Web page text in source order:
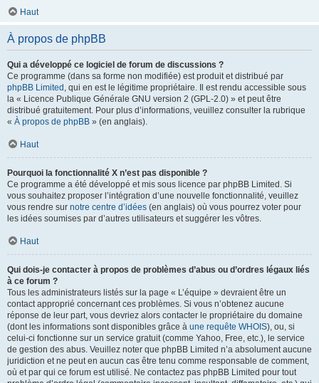
Haut
À propos de phpBB
Qui a développé ce logiciel de forum de discussions ?
Ce programme (dans sa forme non modifiée) est produit et distribué par
phpBB Limited , qui en est le légitime propriétaire. Il est rendu accessible sous
la « Licence Publique Générale GNU version 2 (GPL-2.0) » et peut être
distribué gratuitement. Pour plus d’informations, veuillez consulter la rubrique
« À propos de phpBB » (en anglais).
Haut
Pourquoi la fonctionnalité X n’est pas disponible ?
Ce programme a été développé et mis sous licence par phpBB Limited. Si
vous souhaitez proposer l’intégration d’une nouvelle fonctionnalité, veuillez
vous rendre sur notre centre d’idées (en anglais) où vous pourrez voter pour
les idées soumises par d’autres utilisateurs et suggérer les vôtres.
Haut
Qui dois-je contacter à propos de problèmes d’abus ou d’ordres légaux liés
à ce forum ?
Tous les administrateurs listés sur la page « L’équipe » devraient être un
contact approprié concernant ces problèmes. Si vous n’obtenez aucune
réponse de leur part, vous devriez alors contacter le propriétaire du domaine
(dont les informations sont disponibles grâce à une requête WHOIS), ou, si
celui-ci fonctionne sur un service gratuit (comme Yahoo, Free, etc.), le service
de gestion des abus. Veuillez noter que phpBB Limited n’a absolument aucune
juridiction et ne peut en aucun cas être tenu comme responsable de comment,
où et par qui ce forum est utilisé. Ne contactez pas phpBB Limited pour tout